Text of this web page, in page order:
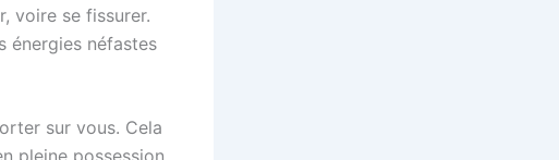
voire se fissurer.
énergies néfastes
sur vous. Cela